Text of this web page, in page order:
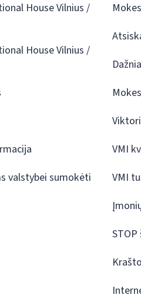
House Vilnius /
House Vilnius /
valstybei sumokėti
VMI
VMI
STOP